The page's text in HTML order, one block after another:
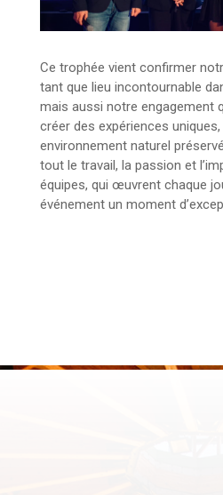
Ce trophée vient confirmer
tant que lieu incontournable
mais aussi notre engagement
créer des expériences
environnement naturel
tout le travail, la passion et
équipes, qui œuvrent chaque
événement un moment